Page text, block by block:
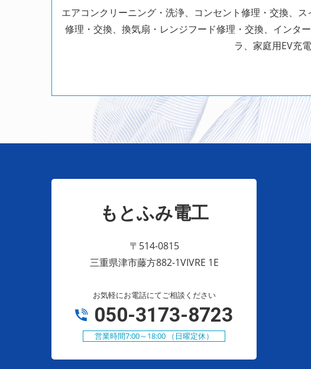
エアコンクリーニング・洗浄、コンセント修理・交換、
修理・交換、換気扇・レンジフード修理・交換、インタ
ラ、家庭用EV充
もとふみ電工
〒514-0815
三重県津市藤方882-1VIVRE 1E
お気軽にお電話にてご相談ください
050-3173-8723
営業時間7:00～18:00 （日曜定休）